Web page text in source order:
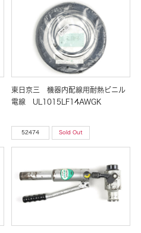
東日京三 機器内配線用耐熱ビニル
電線 UL1015LF14AWGK
52474 Sold Out